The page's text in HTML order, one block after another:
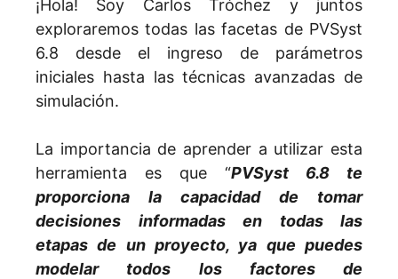
¡Hola! Soy Carlos Tróchez y juntos
exploraremos todas las facetas de PVSyst
6.8 desde el ingreso de parámetros
iniciales hasta las técnicas avanzadas de
simulación.
La importancia de aprender a utilizar esta
herramienta es que “PVSyst 6.8 te
proporciona la capacidad de tomar
decisiones informadas en todas las
etapas de un proyecto, ya que puedes
modelar todos los factores de